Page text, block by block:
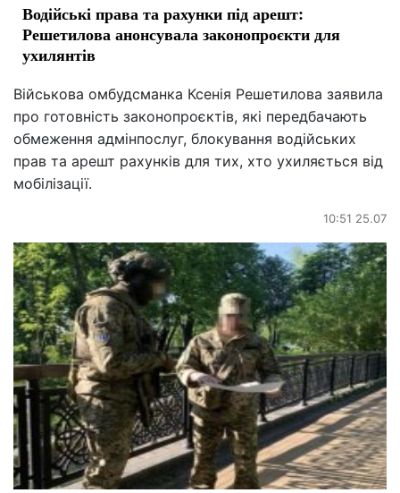
Водійські права та рахунки під арешт:
Решетилова анонсувала законопроєкти для
ухилянтів
Військова омбудсманка Ксенія Решетилова заявила
про готовність законопроєктів, які передбачають
обмеження адмінпослуг, блокування водійських
прав та арешт рахунків для тих, хто ухиляється від
мобілізації.
10:51 25.07